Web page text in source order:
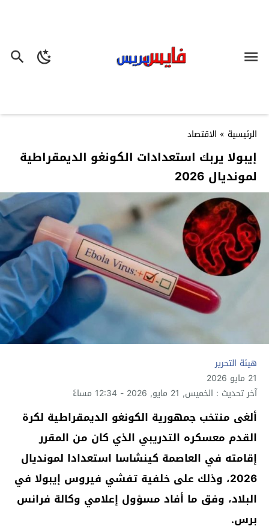
الرئيسية » الاقتصاد
إيبولا يربك استعدادات الكونغو الديمقراطية
لمونديال 2026
هيئة التحرير
21 مايو 2026
آخر تحديث : الخميس, 21 مايو, 2026 - 12:34 مساءً
ألغى منتخب جمهورية الكونغو الديمقراطية لكرة
القدم معسكره التدريبي الذي كان من المقرر
إقامته في العاصمة كينشاسا استعدادا لمونديال
2026، وذلك على خلفية تفشي فيروس إيبولا في
البلاد، وفق ما أفاد مسؤول إعلامي وكالة فرانس
برس.